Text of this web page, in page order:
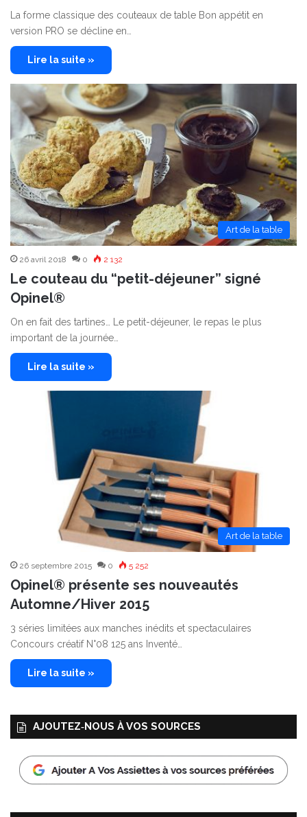
La forme classique des couteaux de table Bon appétit en
version PRO se décline en…
Lire la suite »
Art de la table
26 avril 2018 0 2 132
Le couteau du “petit-déjeuner” signé
Opinel®
On en fait des tartines… Le petit-déjeuner, le repas le plus
important de la journée…
Lire la suite »
Art de la table
26 septembre 2015 0 5 252
Opinel® présente ses nouveautés
Automne/Hiver 2015
3 séries limitées aux manches inédits et spectaculaires
Concours créatif N°08 125 ans Inventé…
Lire la suite »
AJOUTEZ‑NOUS À VOS SOURCES